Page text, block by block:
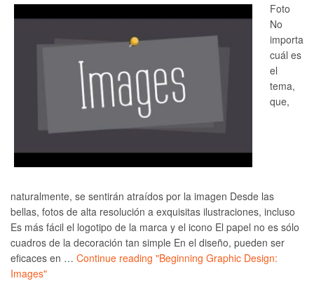
Foto
No
importa
cuál es
el
tema,
que,
naturalmente, se sentirán atraídos por la imagen Desde las
bellas, fotos de alta resolución a exquisitas ilustraciones, incluso
Es más fácil el logotipo de la marca y el icono El papel no es sólo
cuadros de la decoración tan simple En el diseño, pueden ser
eficaces en … Continue reading "Beginning Graphic Design:
Images"